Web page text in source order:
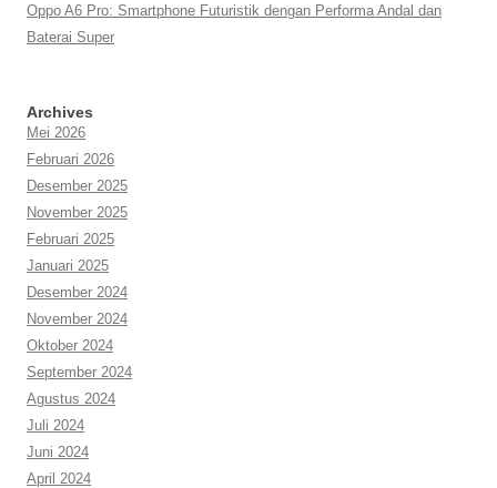
Oppo A6 Pro: Smartphone Futuristik dengan Performa Andal dan
Baterai Super
Archives
Mei 2026
Februari 2026
Desember 2025
November 2025
Februari 2025
Januari 2025
Desember 2024
November 2024
Oktober 2024
September 2024
Agustus 2024
Juli 2024
Juni 2024
April 2024